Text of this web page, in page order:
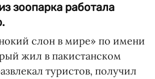
зоопарка работала
слон в мире» по имени
жил в пакистанском
туристов, получил